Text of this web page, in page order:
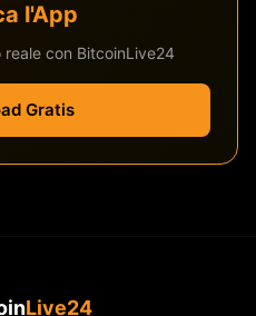
l'App
con BitcoinLive24
Gratis
Live24